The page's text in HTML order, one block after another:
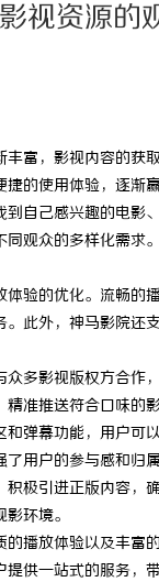
视资源的
富，影视内容的
的使用体验，逐渐
自己感兴趣的电
观众的多样化需
验的优化。流畅
此外，神马影院
多影视版权方合
准推送符合口味的
弹幕功能，用户
了用户的参与感和归
极引进正版内容
环境。
播放体验以及丰
供一站式的服务，